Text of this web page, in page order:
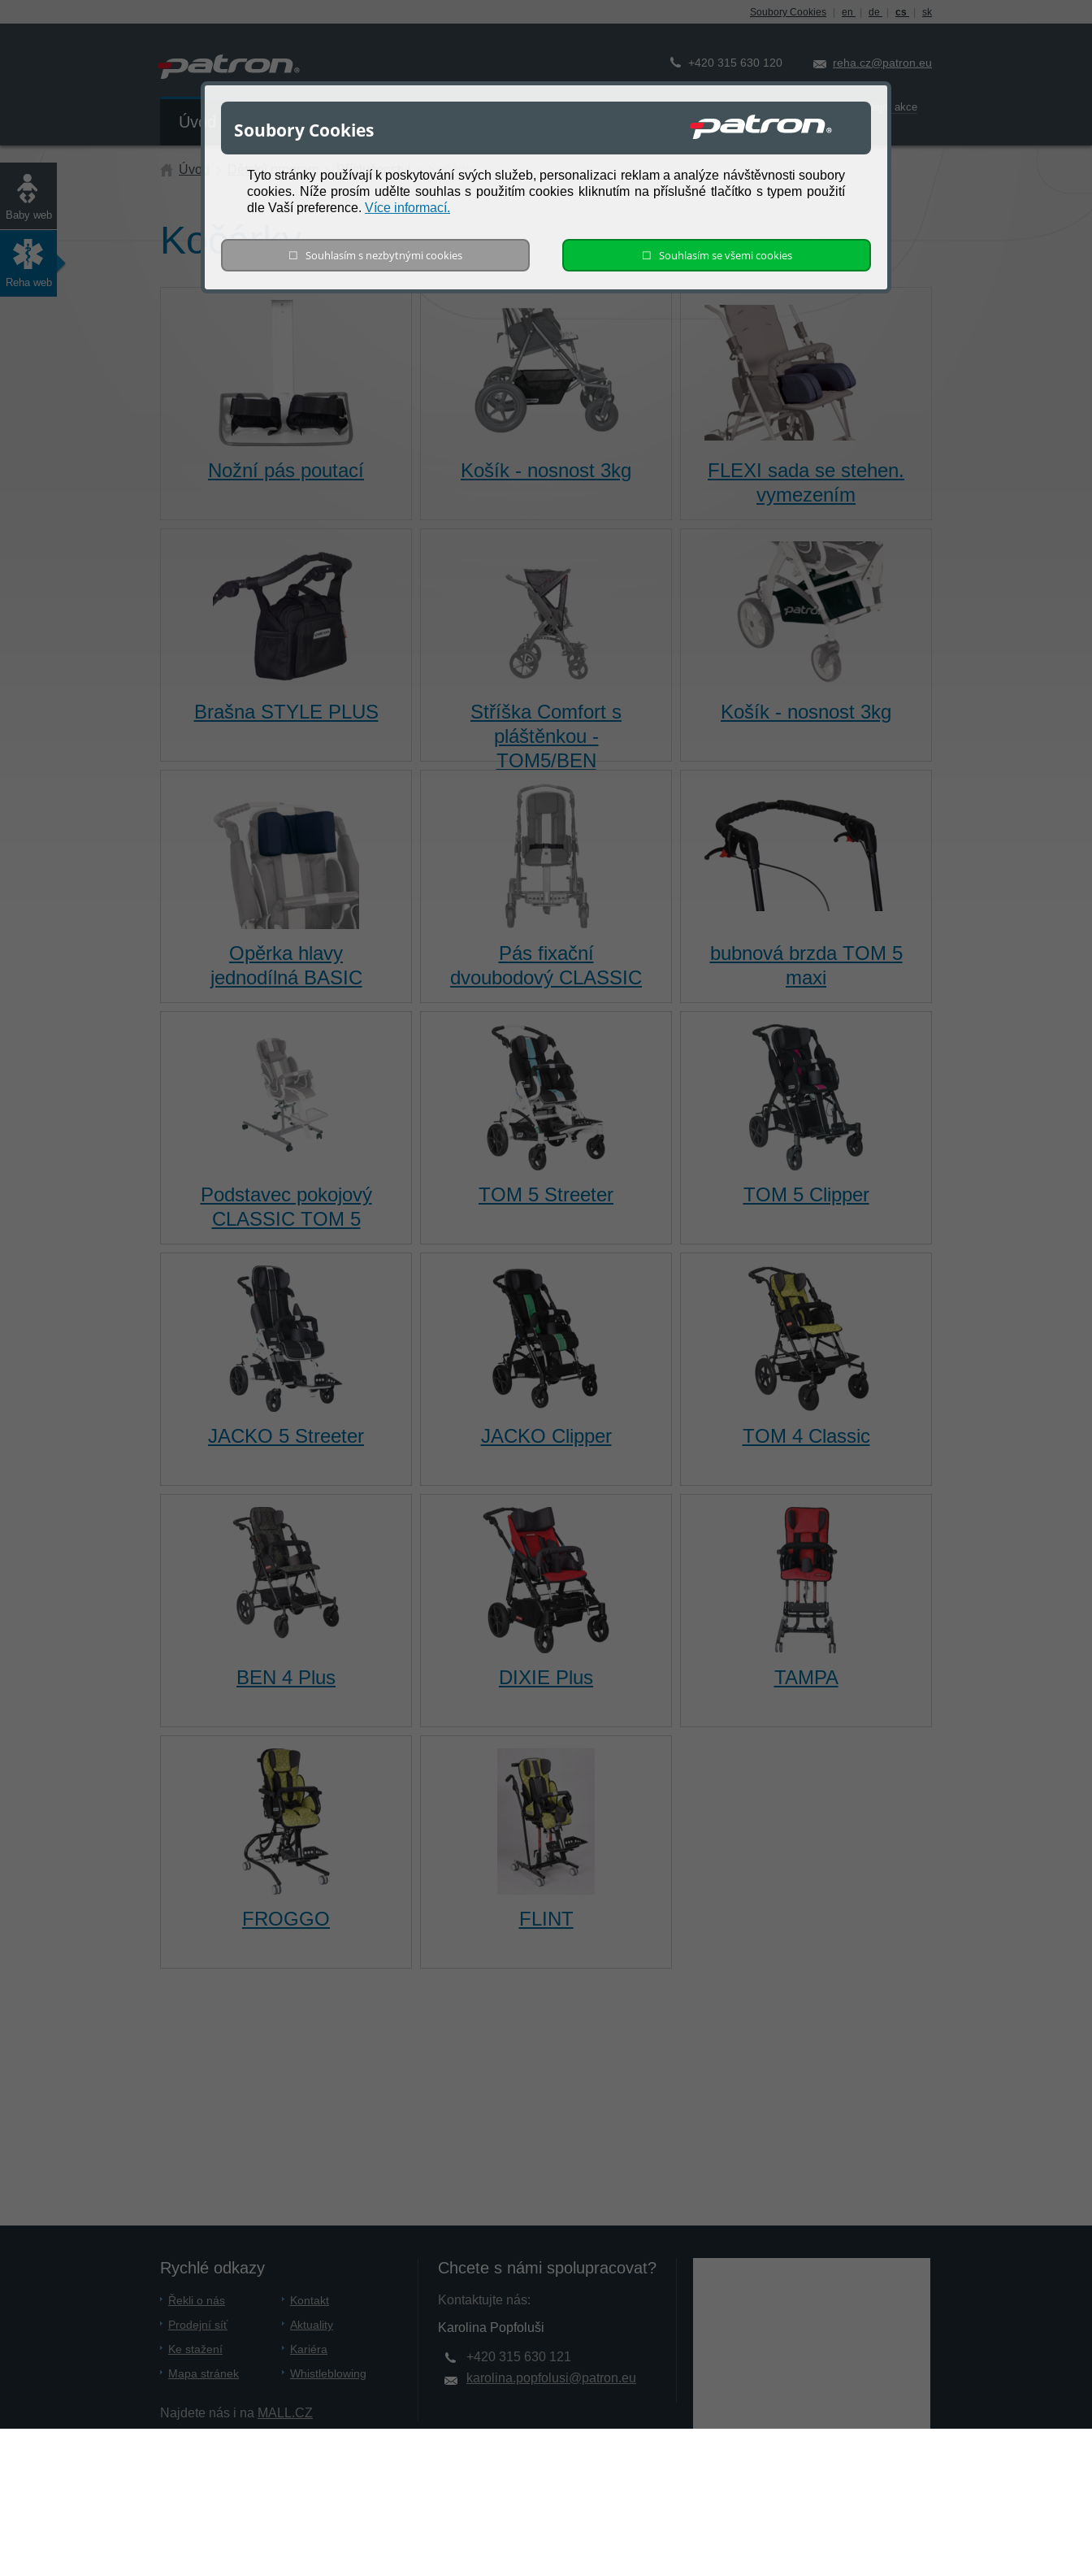
Soubory Cookies en de cs sk
+420 315 630 120 reha.cz@patron.eu
Úvod Katalog produktů
Prodejní akce
Prodejní síť
Ocenění
Soubory Cookies
Tyto stránky používají k poskytování svých služeb, personalizaci reklam a analýze návštěvnosti soubory
cookies. Níže prosím udělte souhlas s použitím cookies kliknutím na příslušné tlačítko s typem použití
dle Vaší preference. Více informací.
☐ Souhlasím s nezbytnými cookies ☐ Souhlasím se všemi cookies
Baby web
Reha web
Úvod Dětský program Příslušenství Kočárky
Kočárky
Nožní pás poutací Košík - nosnost 3kg
FLEXI sada se stehen.
vymezením
Brašna STYLE PLUS
Stříška Comfort s
pláštěnkou -
TOM5/BEN
Košík - nosnost 3kg
Opěrka hlavy
jednodílná BASIC
Pás fixační
dvoubodový CLASSIC
bubnová brzda TOM 5
maxi
Podstavec pokojový
CLASSIC TOM 5
TOM 5 Streeter TOM 5 Clipper
JACKO 5 Streeter JACKO Clipper TOM 4 Classic
BEN 4 Plus DIXIE Plus TAMPA
FROGGO FLINT
Rychlé odkazy
Řekli o nás
Kontakt
Prodejní síť
Aktuality
Ke stažení
Kariéra
Mapa stránek
Whistleblowing
Najdete nás i na MALL.CZ
Chcete s námi spolupracovat?
Kontaktujte nás:
Karolina Popfoluši
+420 315 630 121
karolina.popfolusi@patron.eu